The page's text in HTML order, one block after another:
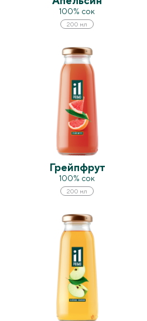
100% сок
200 мл
Грейпфрут
100% сок
200 мл